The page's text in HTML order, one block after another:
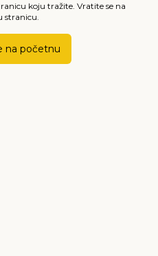
koju tražite. Vratite se na
stranicu.
na početnu